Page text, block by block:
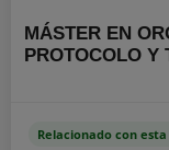
MÁSTER EN
PROTOCOLO Y
Relacionado con